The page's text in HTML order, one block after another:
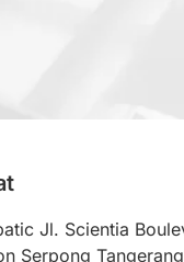
Jl. Scientia
Serpong